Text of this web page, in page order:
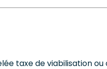
taxe de viabilisation